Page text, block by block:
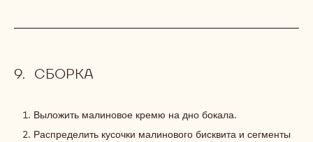
СБОРКА
Выложить малиновое кремю на дно бокала.
Распределить кусочки малинового бисквита и сегменты